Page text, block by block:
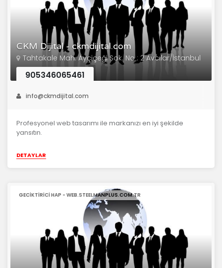
CKM Dijital - ckmdijital.com
Tahtakale Mah. Ayçiçeği Sok. No : 2 Avcılar/İstanbul
905346065461
info@ckmdijital.com
Profesyonel web tasarımı ile markanızı en iyi şekilde
yansıtın.
DETAYLAR
GECIKTIRICI HAP - WEB.STEELMANPLUS.COM.TR